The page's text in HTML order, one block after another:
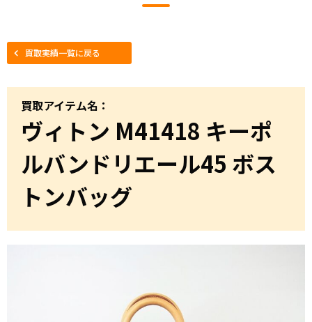
買取実績一覧に戻る
買取アイテム名：
ヴィトン M41418 キーポ
ルバンドリエール45 ボス
トンバッグ